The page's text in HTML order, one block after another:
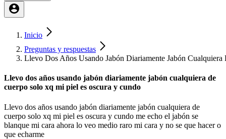
Inicio
Preguntas y respuestas
Llevo Dos Años Usando Jabón Diariamente Jabón
Llevo dos años usando jabón diariamente jabón cualquiera de
cuerpo solo xq mi piel es oscura y cundo
Llevo dos años usando jabón diariamente jabón cualquiera de
cuerpo solo xq mi piel es oscura y cundo me echo el jabón se
blanque mi cara ahora lo veo medio raro mi cara y no se que hacer o
que echarme